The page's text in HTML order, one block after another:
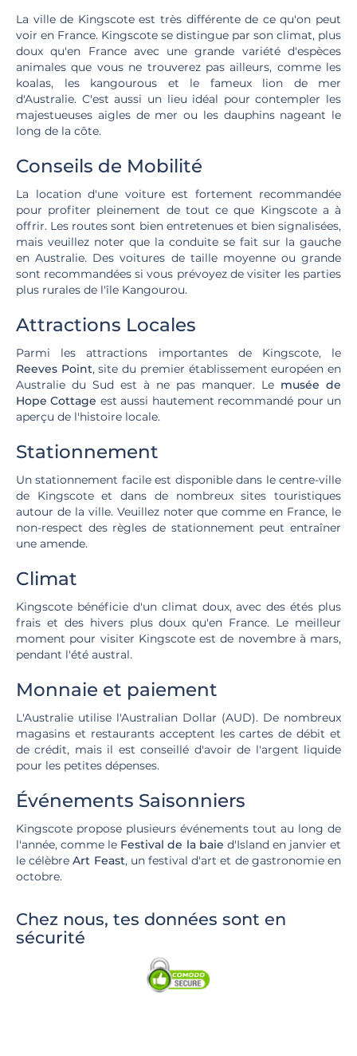
La ville de Kingscote est très différente de ce qu'on peut
voir en France. Kingscote se distingue par son climat, plus
doux qu'en France avec une grande variété d'espèces
animales que vous ne trouverez pas ailleurs, comme les
koalas, les kangourous et le fameux lion de mer
d'Australie. C'est aussi un lieu idéal pour contempler les
majestueuses aigles de mer ou les dauphins nageant le
long de la côte.
Conseils de Mobilité
La location d'une voiture est fortement recommandée
pour profiter pleinement de tout ce que Kingscote a à
offrir. Les routes sont bien entretenues et bien signalisées,
mais veuillez noter que la conduite se fait sur la gauche
en Australie. Des voitures de taille moyenne ou grande
sont recommandées si vous prévoyez de visiter les parties
plus rurales de l'île Kangourou.
Attractions Locales
Parmi les attractions importantes de Kingscote, le
Reeves Point, site du premier établissement européen en
Australie du Sud est à ne pas manquer. Le musée de
Hope Cottage est aussi hautement recommandé pour un
aperçu de l'histoire locale.
Stationnement
Un stationnement facile est disponible dans le centre-ville
de Kingscote et dans de nombreux sites touristiques
autour de la ville. Veuillez noter que comme en France, le
non-respect des règles de stationnement peut entraîner
une amende.
Climat
Kingscote bénéficie d'un climat doux, avec des étés plus
frais et des hivers plus doux qu'en France. Le meilleur
moment pour visiter Kingscote est de novembre à mars,
pendant l'été austral.
Monnaie et paiement
L'Australie utilise l'Australian Dollar (AUD). De nombreux
magasins et restaurants acceptent les cartes de débit et
de crédit, mais il est conseillé d'avoir de l'argent liquide
pour les petites dépenses.
Événements Saisonniers
Kingscote propose plusieurs événements tout au long de
l'année, comme le Festival de la baie d'Island en janvier et
le célèbreArt Feast, un festival d'art et de gastronomie en
octobre.
Chez nous, tes données sont en
sécurité